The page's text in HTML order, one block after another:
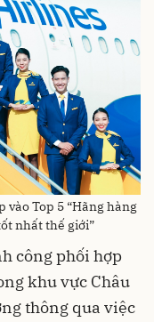
Top 5 “Hãng hàng
nhất thế giới”
công phối hợp
khu vực Châu
thông qua việc